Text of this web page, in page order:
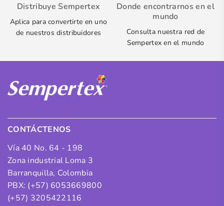
Distribuye Sempertex
Aplica para convertirte en uno
de nuestros distribuidores
Donde encontrarnos en el
mundo
Consulta nuestra red de
Sempertex en el mundo
CONTÁCTENOS
Vía 40 No. 64 - 198
Zona industrial Loma 3
Barranquilla, Colombia
PBX: (+57) 6053669800
(+57) 3205422116